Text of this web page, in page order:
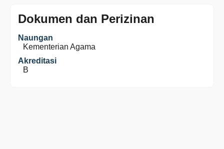
Dokumen dan Perizinan
Naungan
Kementerian Agama
Akreditasi
B